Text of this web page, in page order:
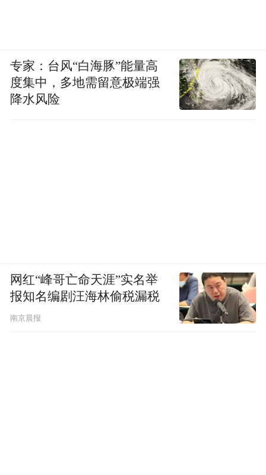
专家：台风“白海豚”能量高
度集中，多地需留意极端强
降水风险
网红“峰哥亡命天涯”实名举
报知名编剧汪海林偷税漏税
南京晨报